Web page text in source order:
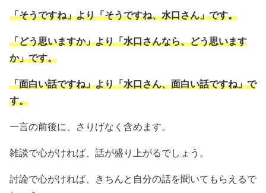
「そうですね」より「そうですね、水口さん」です。
「どう思いますか」より「水口さんなら、どう思います
か」です。
「面白い話ですね」より「水口さん、面白い話ですね」で
す。
一言の前後に、さりげなく含めます。
雑談で心がければ、話が盛り上がるでしょう。
討論で心がければ、きちんと自分の話を聞いてもらえるで